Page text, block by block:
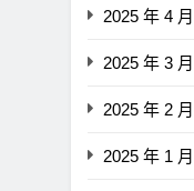
2025 年 4 月
2025 年 3 月
2025 年 2 月
2025 年 1 月